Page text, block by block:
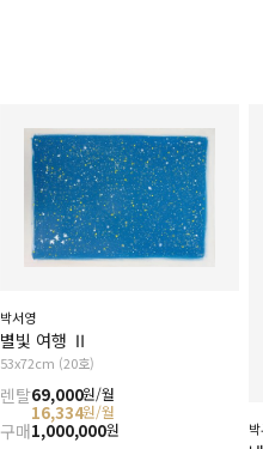
박서영
별빛 여행 Ⅱ
53x72cm (20호)
렌탈69,000원/월
16,334원/월
구매1,000,000원